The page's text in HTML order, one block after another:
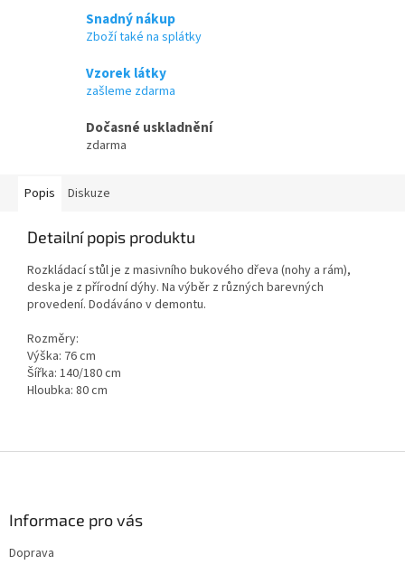
Snadný nákup
Zboží také na splátky
Vzorek látky
zašleme zdarma
Dočasné uskladnění
zdarma
Popis Diskuze
Detailní popis produktu
Rozkládací stůl je z masivního bukového dřeva (nohy a rám),
deska je z přírodní dýhy. Na výběr z různých barevných
provedení. Dodáváno v demontu.
Rozměry:
Výška: 76 cm
Šířka: 140/180 cm
Hloubka: 80 cm
Informace pro vás
Doprava